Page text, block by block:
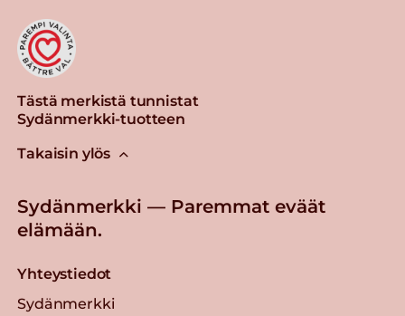
Tästä merkistä tunnistat
Sydänmerkki-tuotteen
Takaisin ylös
Sydänmerkki — Paremmat eväät
elämään.
Yhteystiedot
Sydänmerkki